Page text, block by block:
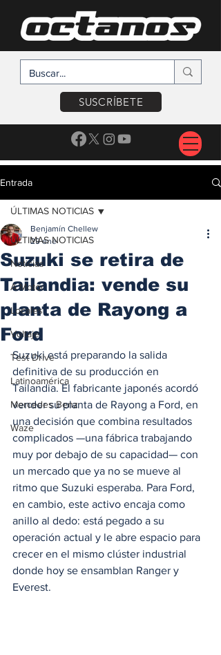
SUSCRÍBETE
Entrada
ÚLTIMAS NOTICIAS
Noticias
A Motor
Locales
Voltaje
Test Drive
Latinoamérica
Mercedes Benz
Waze
ÚLTIMAS NOTICIAS
Suzuki se retira de
Tailandia: vende su
planta de Rayong a
Ford
Benjamín Chellew
29 ene
Suzuki está preparando la salida
definitiva de su producción en
Tailandia. El fabricante japonés acordó
vender su planta de Rayong a Ford, en
una decisión que combina resultados
complicados —una fábrica trabajando
muy por debajo de su capacidad— con
un mercado que ya no se mueve al
ritmo que Suzuki esperaba. Para Ford,
en cambio, este activo encaja como
anillo al dedo: está pegado a su
operación actual y le abre espacio para
crecer en el mismo clúster industrial
donde hoy se ensamblan Ranger y
Everest.